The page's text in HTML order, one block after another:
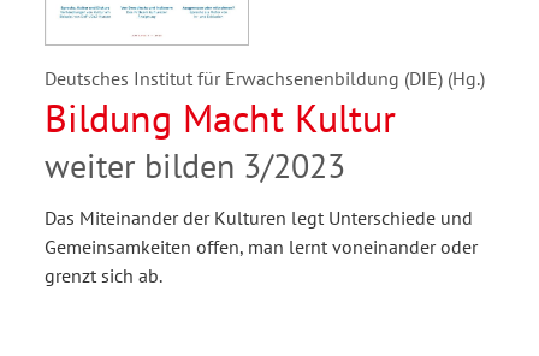
Deutsches Institut für Erwachsenenbildung (DIE) (Hg.)
Bildung Macht Kultur
weiter bilden 3/2023
Das Miteinander der Kulturen legt Unterschiede und
Gemeinsamkeiten offen, man lernt voneinander oder
grenzt sich ab.